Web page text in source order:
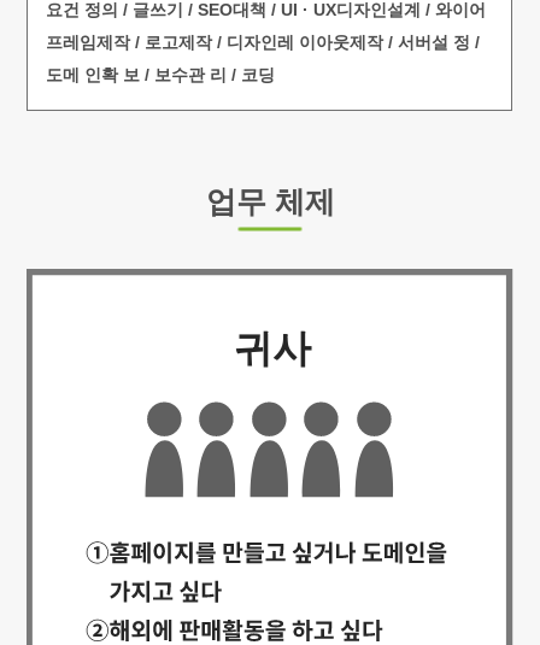
요건 정의 / 글쓰기 / SEO대책 / UI · UX디자인설계 / 와이어
프레임제작 / 로고제작 / 디자인레 이아웃제작 / 서버설 정 /
도메 인확 보 / 보수관 리 / 코딩
업무 체제